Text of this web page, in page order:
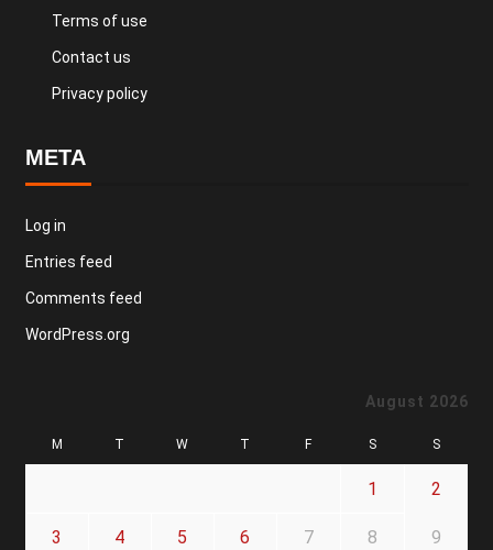
Terms of use
Contact us
Privacy policy
META
Log in
Entries feed
Comments feed
WordPress.org
August 2026
M T W T F S S
1 2
3 4 5 6 7 8 9